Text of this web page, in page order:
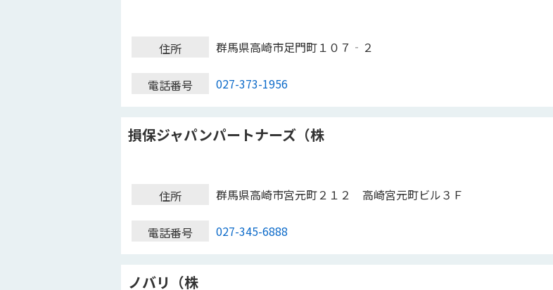
住所 群馬県高崎市足門町１０７‐２
電話番号 027-373-1956
損保ジャパンパートナーズ（株
住所 群馬県高崎市宮元町２１２ 高崎宮元町ビル３Ｆ
電話番号 027-345-6888
ノバリ（株